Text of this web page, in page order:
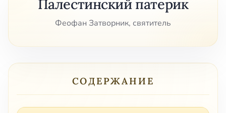
Палестинский патерик
Феофан Затворник, святитель
СОДЕРЖАНИЕ